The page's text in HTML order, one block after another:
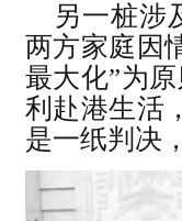
另一桩涉
两方家庭因
最大化”为
利赴港生活
是一纸判决